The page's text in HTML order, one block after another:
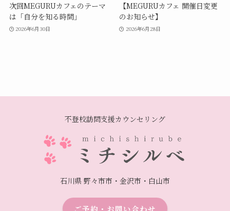
次回MEGURUカフェのテーマ
は「自分を知る時間」
2026年6月30日
【MEGURUカフェ 開催日変更
のお知らせ】
2026年6月28日
不登校訪問支援カウンセリング
石川県 野々市市・金沢市・白山市
ご予約・お問い合わせ